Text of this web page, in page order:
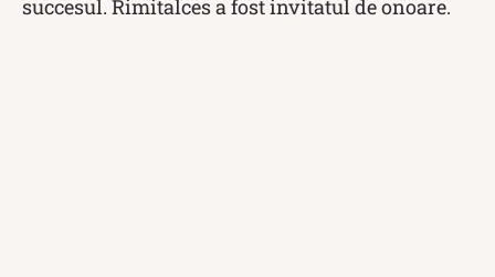
succesul. Rimitalces a fost invitatul de onoare.